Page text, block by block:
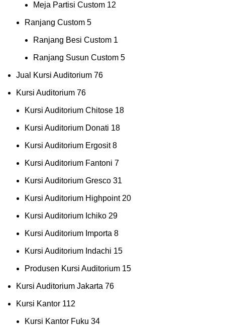
Meja Partisi Custom 12
Ranjang Custom 5
Ranjang Besi Custom 1
Ranjang Susun Custom 5
Jual Kursi Auditorium 76
Kursi Auditorium 76
Kursi Auditorium Chitose 18
Kursi Auditorium Donati 18
Kursi Auditorium Ergosit 8
Kursi Auditorium Fantoni 7
Kursi Auditorium Gresco 31
Kursi Auditorium Highpoint 20
Kursi Auditorium Ichiko 29
Kursi Auditorium Importa 8
Kursi Auditorium Indachi 15
Produsen Kursi Auditorium 15
Kursi Auditorium Jakarta 76
Kursi Kantor 112
Kursi Kantor Fuku 34